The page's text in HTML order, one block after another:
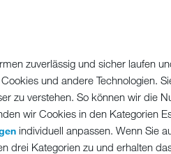
zuverlässig und sicher laufen
und andere Technologien.
zu verstehen. So können wir die
wir Cookies in den Kategorien
individuell anpassen. Wenn Sie
drei Kategorien zu und erhalten
sowie ein
eine
Benefits wie
#OneMEIKO
und